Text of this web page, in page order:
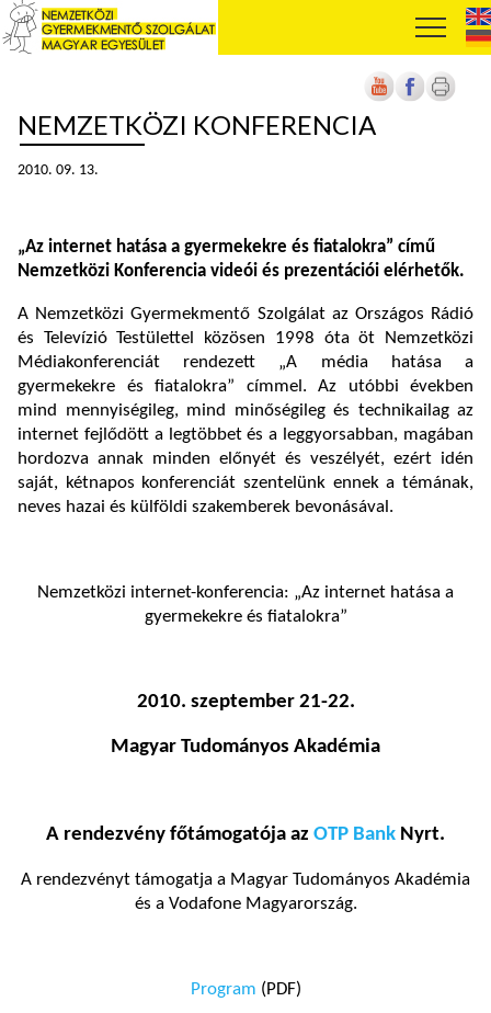
NEMZETKÖZI KONFERENCIA
2010. 09. 13.
„Az internet hatása a gyermekekre és fiatalokra” című
Nemzetközi Konferencia videói és prezentációi elérhetők.
A Nemzetközi Gyermekmentő Szolgálat az Országos Rádió
és Televízió Testülettel közösen 1998 óta öt Nemzetközi
Médiakonferenciát rendezett „A média hatása a
gyermekekre és fiatalokra” címmel. Az utóbbi években
mind mennyiségileg, mind minőségileg és technikailag az
internet fejlődött a legtöbbet és a leggyorsabban, magában
hordozva annak minden előnyét és veszélyét, ezért idén
saját, kétnapos konferenciát szentelünk ennek a témának,
neves hazai és külföldi szakemberek bevonásával.
Nemzetközi internet-konferencia: „Az internet hatása a
gyermekekre és fiatalokra”
2010. szeptember 21-22.
Magyar Tudományos Akadémia
A rendezvény főtámogatója az OTP Bank Nyrt.
A rendezvényt támogatja a Magyar Tudományos Akadémia
és a Vodafone Magyarország.
Program (PDF)